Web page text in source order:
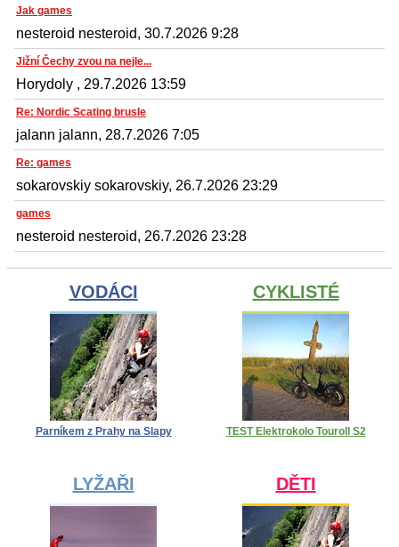
Jak games
nesteroid nesteroid, 30.7.2026 9:28
Jižní Čechy zvou na nejle...
Horydoly , 29.7.2026 13:59
Re: Nordic Scating brusle
jalann jalann, 28.7.2026 7:05
Re: games
sokarovskiy sokarovskiy, 26.7.2026 23:29
games
nesteroid nesteroid, 26.7.2026 23:28
VODÁCI
Parníkem z Prahy na Slapy
CYKLISTÉ
TEST Elektrokolo Touroll S2
LYŽAŘI DĚTI